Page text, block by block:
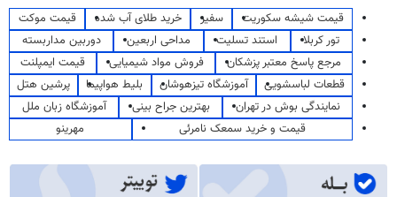
قیمت شیشه سکوریت سفیر خرید طلای آب شده
قیمت موکت
تور کربلا
استند تسلیت مداحی اربعین
دوربین مداربسته
مرجع پاسخ معتبر پزشکان
فروش مواد شیمیایی
قیمت ایمپلنت
قطعات لباسشویی
آموزشگاه تیزهوشان بلیط هواپیما
پرشین هتل
نمایندگی بوش در تهران
بهترین جراح بینی
آموزشگاه زبان ملل
قیمت و خرید سمعک نامرئی
مهرینو